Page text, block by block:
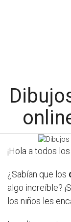
¡Hola a todos
¿Sabían que los
algo increíble?
los niños les